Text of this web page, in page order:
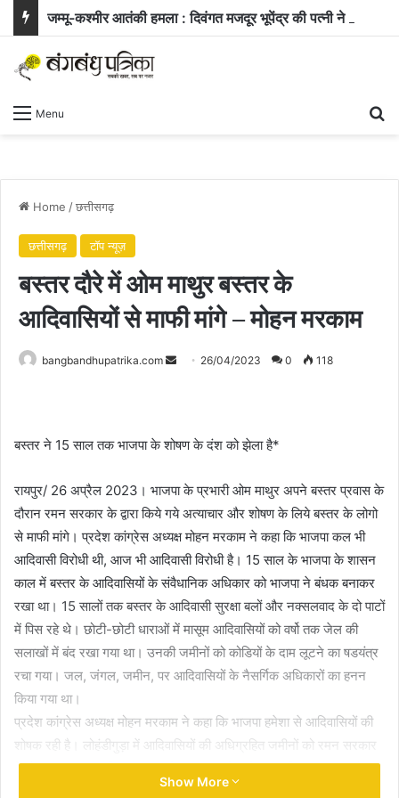
जम्मू-कश्मीर आतंकी हमला : दिवंगत मजदूर भूपेंद्र की पत्नी ने सरकार से मांगी नौकरी और बच्चे के लिए आर्थिक सहायता
Menu
Home /छत्तीसगढ़
छत्तीसगढ़ टॉप न्यूज़
बस्तर दौरे में ओम माथुर बस्तर के
आदिवासियों से माफी मांगे – मोहन मरकाम
bangbandhupatrika.com
Send 26/04/2023 0 118
बस्तर ने 15 साल तक भाजपा के शोषण के दंश को झेला है*
रायपुर/ 26 अप्रैल 2023। भाजपा के प्रभारी ओम माथुर अपने बस्तर प्रवास के
दौरान रमन सरकार के द्वारा किये गये अत्याचार और शोषण के लिये बस्तर के लोगो
से माफी मांगे। प्रदेश कांग्रेस अध्यक्ष मोहन मरकाम ने कहा कि भाजपा कल भी
आदिवासी विरोधी थी, आज भी आदिवासी विरोधी है। 15 साल के भाजपा के शासन
काल में बस्तर के आदिवासियों के संवैधानिक अधिकार को भाजपा ने बंधक बनाकर
रखा था। 15 सालों तक बस्तर के आदिवासी सुरक्षा बलों और नक्सलवाद के दो पाटों
में पिस रहे थे। छोटी-छोटी धाराओं में मासूम आदिवासियों को वर्षो तक जेल की
सलाखों में बंद रखा गया था। उनकी जमीनों को कोडियों के दाम लूटने का षडयंत्र
रचा गया। जल, जंगल, जमीन, पर आदिवासियों के नैसर्गिक अधिकारों का हनन
किया गया था।
प्रदेश कांग्रेस अध्यक्ष मोहन मरकाम ने कहा कि भाजपा हमेशा से आदिवासियों की
शोषक रही है। लोहंडीगुड़ा में आदिवासियों की अधिग्रहित जमीनों को रमन सरकार
ने लैड बनाकर जप्त किया था, कांग्रेस सरकार ने उसे वापस किया। 15 सालों तक
साढ़े पांच लाख से अधिक वन अधिकार पट्टों को लंबित रखा था? बस्तर में हजारों
Show More